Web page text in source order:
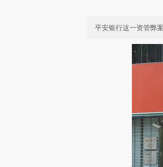
平安银行这一资管弊